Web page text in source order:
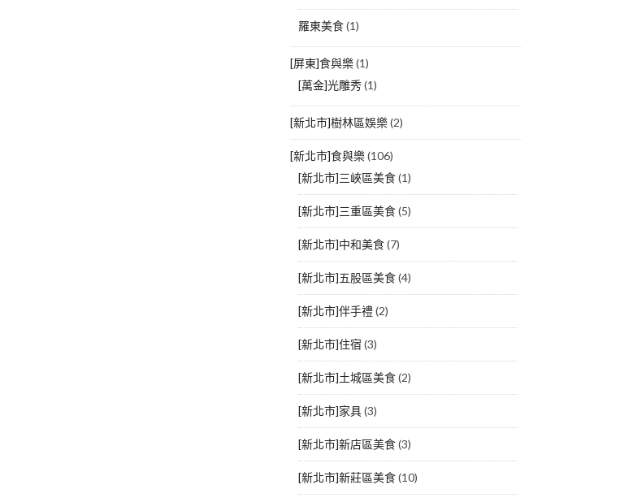
羅東美食(1)
[屏東]食與樂(1)
[萬金]光雕秀(1)
[新北市]樹林區娛樂(2)
[新北市]食與樂(106)
[新北市]三峽區美食(1)
[新北市]三重區美食(5)
[新北市]中和美食(7)
[新北市]五股區美食(4)
[新北市]伴手禮(2)
[新北市]住宿 (3)
[新北市]土城區美食(2)
[新北市]家具(3)
[新北市]新店區美食(3)
[新北市]新莊區美食(10)